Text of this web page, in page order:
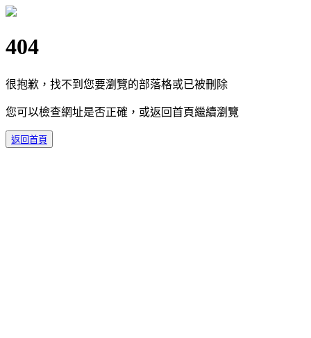
404
很抱歉，找不到您要瀏覽的部落格或已被刪除
您可以檢查網址是否正確，或返回首頁繼續瀏覽
返回首頁